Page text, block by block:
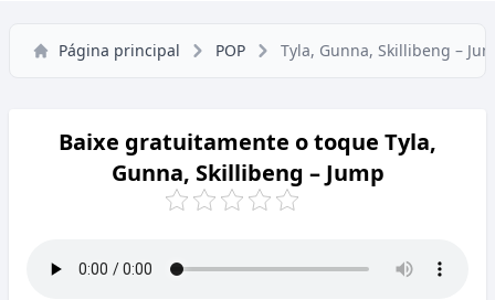
Página principal POP Tyla, Gunna, Skillibeng –
Baixe gratuitamente o toque Tyla,
Gunna, Skillibeng – Jump